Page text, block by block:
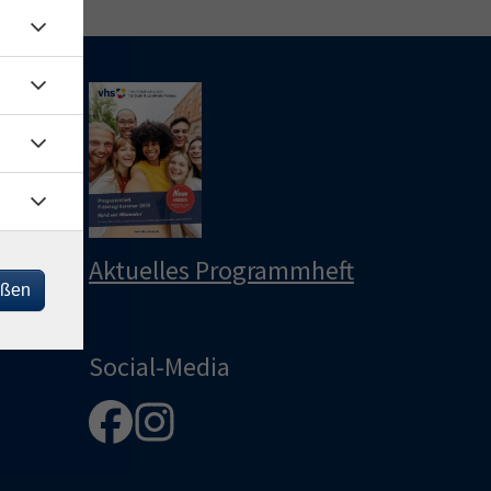
Aktuelles Programmheft
Social-Media